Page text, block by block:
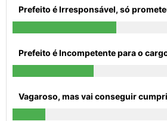
Prefeito é Irresponsável, só
Prefeito é Incompetente para o
Vagaroso, mas vai conseguir